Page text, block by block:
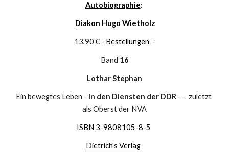
Autobiographie:
Diakon Hugo Wietholz
13,90 € - Bestellungen
  -
Band 16
Lothar Stephan
Ein bewegtes Leben - in den Diensten der DDR - -  zuletzt
als Oberst der NVA
ISBN 3-9808105-8-5
Dietrich's Verlag